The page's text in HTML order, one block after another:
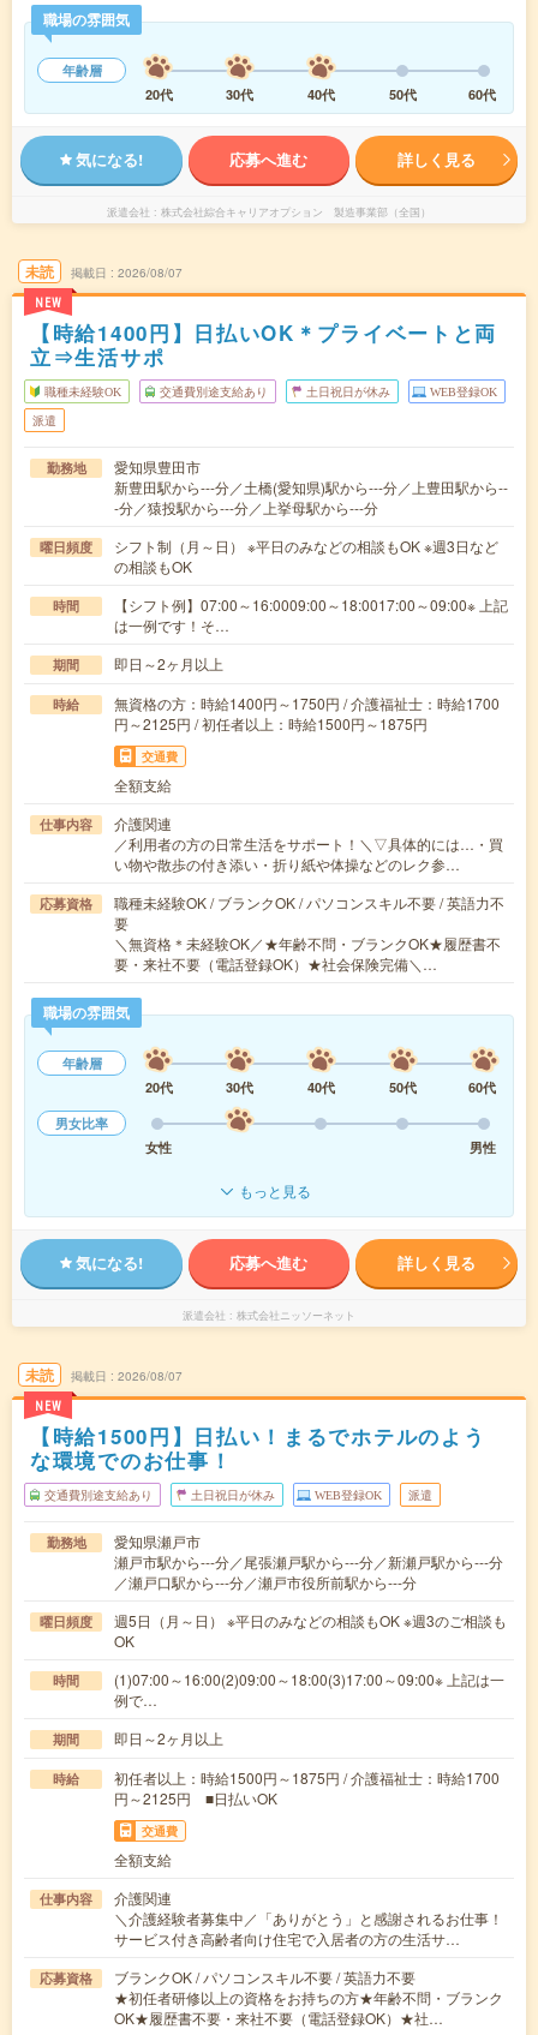
職場の雰囲気
年齢層
20代
30代 40代 50代 60代
気になる! 応募へ進む 詳しく見る
派遣会社 株式会社綜合キャリアオプション 製造事業部（全国）
未読
NEW
掲載日 2026/08/07
【時給1400円】日払いOK＊プライベートと両
立⇒生活サポ
職種未経験OK 交通費別途支給あり 土日祝日が休み WEB登録OK
派遣
勤務地
愛知県豊田市
新豊田駅から---分／土橋(愛知県)駅から---分／上豊田駅から--
-分／猿投駅から---分／上挙母駅から---分
曜日頻度
シフト制（月～日） ※平日のみなどの相談もOK ※週3日など
の相談もOK
時間
【シフト例】07:00～16:0009:00～18:0017:00～09:00※ 上記
は一例です！そ…
期間 即日～2ヶ月以上
時給
無資格の方：時給1400円～1750円 / 介護福祉士：時給1700
円～2125円 / 初任者以上：時給1500円～1875円
交通費
全額支給
仕事内容
介護関連
／利用者の方の日常生活をサポート！＼▽具体的には…・買
い物や散歩の付き添い・折り紙や体操などのレク参…
応募資格
職種未経験OK / ブランクOK / パソコンスキル不要 / 英語力不
要
＼無資格＊未経験OK／★年齢不問・ブランクOK★履歴書不
要・来社不要（電話登録OK）★社会保険完備＼…
職場の雰囲気
年齢層
20代
30代 40代 50代
60代
男女比率
女性
男性
もっと見る
気になる! 応募へ進む 詳しく見る
派遣会社 株式会社ニッソーネット
未読
NEW
掲載日 2026/08/07
【時給1500円】日払い！まるでホテルのよう
な環境でのお仕事！
交通費別途支給あり 土日祝日が休み WEB登録OK 派遣
勤務地
愛知県瀬戸市
瀬戸市駅から---分／尾張瀬戸駅から---分／新瀬戸駅から---分
／瀬戸口駅から---分／瀬戸市役所前駅から---分
曜日頻度
週5日（月～日） ※平日のみなどの相談もOK ※週3のご相談も
OK
時間
(1)07:00～16:00(2)09:00～18:00(3)17:00～09:00※ 上記は一
例で…
期間 即日～2ヶ月以上
時給
初任者以上：時給1500円～1875円 / 介護福祉士：時給1700
円～2125円 ■日払いOK
交通費
全額支給
仕事内容
介護関連
＼介護経験者募集中／「ありがとう」と感謝されるお仕事！
サービス付き高齢者向け住宅で入居者の方の生活サ…
応募資格
ブランクOK / パソコンスキル不要 / 英語力不要
★初任者研修以上の資格をお持ちの方★年齢不問・ブランク
OK★履歴書不要・来社不要（電話登録OK）★社…